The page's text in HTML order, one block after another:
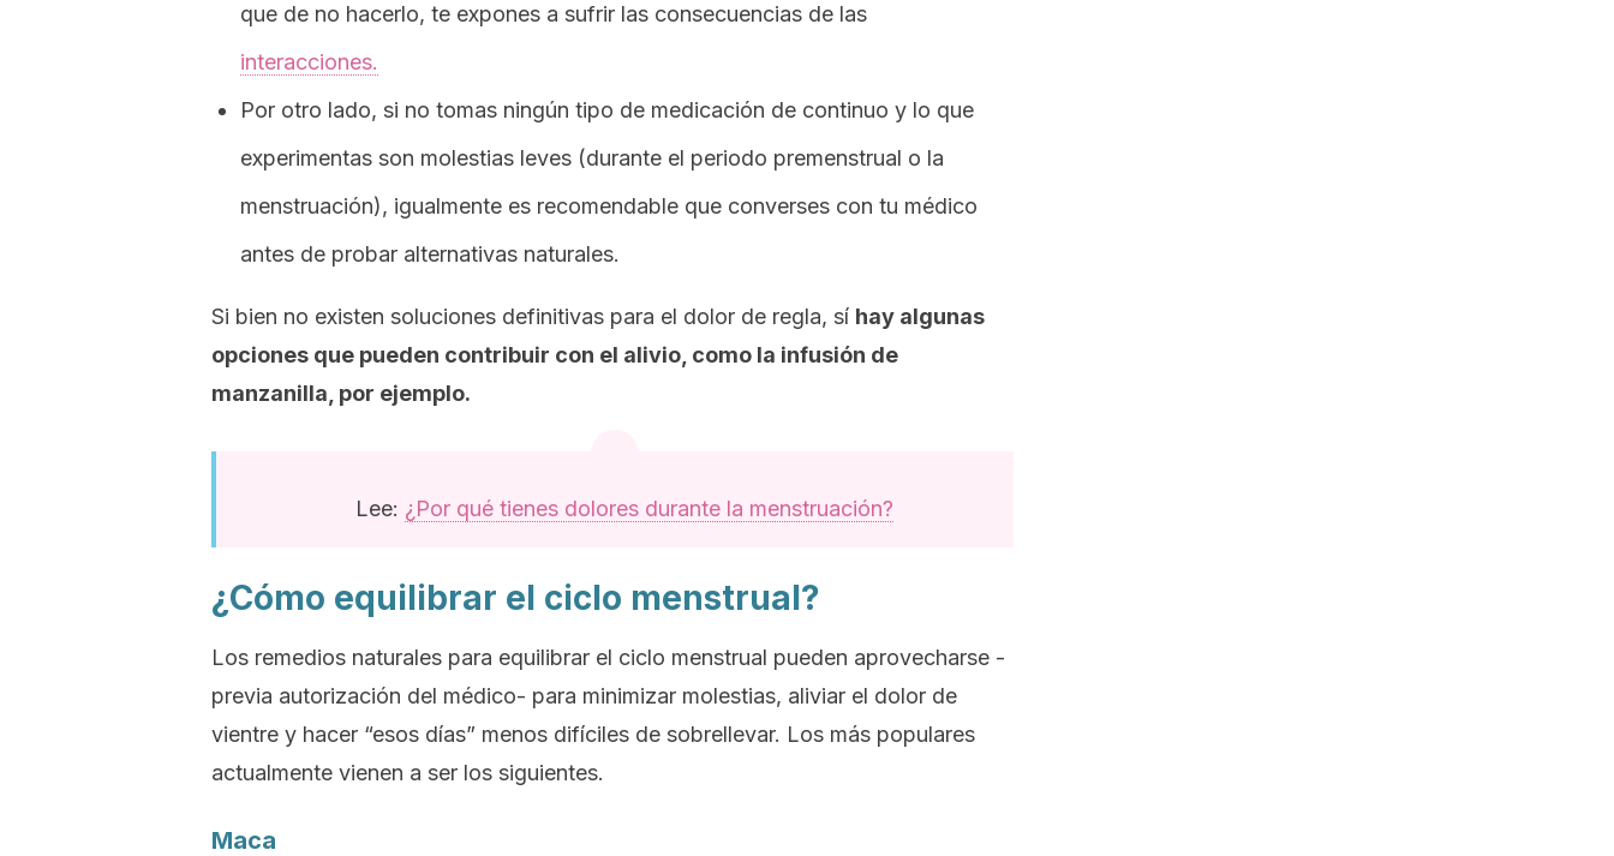
que de no hacerlo, te expones a sufrir las consecuencias de las
interacciones.
Por otro lado, si no tomas ningún tipo de medicación de continuo y lo que
experimentas son molestias leves (durante el periodo premenstrual o la
menstruación), igualmente es recomendable que converses con tu médico
antes de probar alternativas naturales.
Si bien no existen soluciones definitivas para el dolor de regla, sí hay algunas
opciones que pueden contribuir con el alivio, como la infusión de
manzanilla, por ejemplo.
Lee: ¿Por qué tienes dolores durante la menstruación?
¿Cómo equilibrar el ciclo menstrual?
Los remedios naturales para equilibrar el ciclo menstrual pueden aprovecharse -
previa autorización del médico- para minimizar molestias, aliviar el dolor de
vientre y hacer “esos días” menos difíciles de sobrellevar. Los más populares
actualmente vienen a ser los siguientes.
Maca